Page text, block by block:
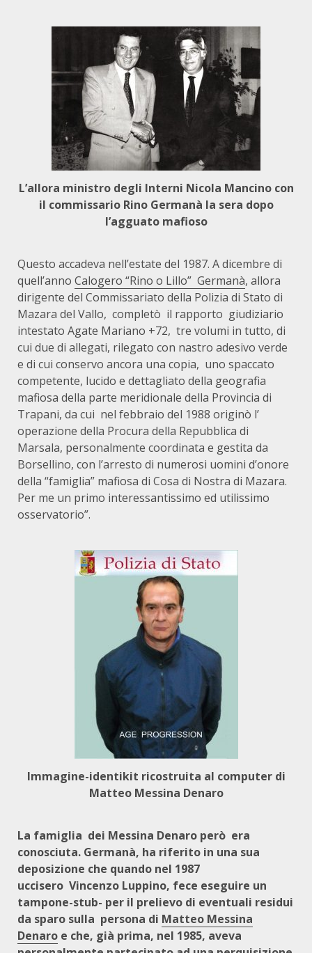
L’allora ministro degli Interni Nicola Mancino con
il commissario Rino Germanà la sera dopo
l’agguato mafioso
Questo accadeva nell’estate del 1987. A dicembre di
quell’anno Calogero “Rino o Lillo” Germanà, allora
dirigente del Commissariato della Polizia di Stato di
Mazara del Vallo, completò il rapporto giudiziario
intestato Agate Mariano +72, tre volumi in tutto, di
cui due di allegati, rilegato con nastro adesivo verde
e di cui conservo ancora una copia, uno spaccato
competente, lucido e dettagliato della geografia
mafiosa della parte meridionale della Provincia di
Trapani, da cui nel febbraio del 1988 originò l’
operazione della Procura della Repubblica di
Marsala, personalmente coordinata e gestita da
Borsellino, con l’arresto di numerosi uomini d’onore
della “famiglia” mafiosa di Cosa di Nostra di Mazara.
Per me un primo interessantissimo ed utilissimo
osservatorio”.
Immagine-identikit ricostruita al computer di
Matteo Messina Denaro
La famiglia dei Messina Denaro però era
conosciuta. Germanà, ha riferito in una sua
deposizione che quando nel 1987
uccisero Vincenzo Luppino, fece eseguire un
tampone-stub- per il prelievo di eventuali residui
da sparo sulla persona di Matteo Messina
Denaro e che, già prima, nel 1985, aveva